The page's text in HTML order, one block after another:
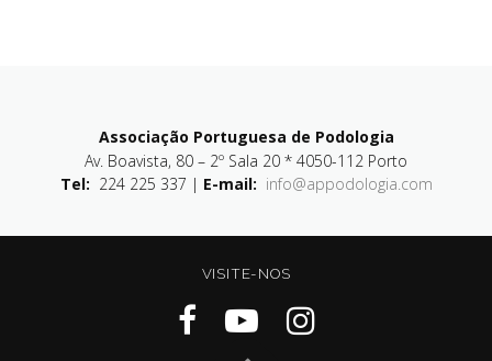
Associação Portuguesa de Podologia
Av. Boavista, 80 – 2º Sala 20 * 4050-112 Porto
Tel: 224 225 337 | E-mail: info@appodologia.com
VISITE-NOS